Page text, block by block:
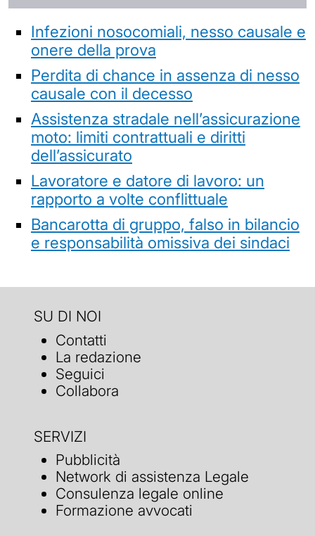
Infezioni nosocomiali, nesso causale e
onere della prova
Perdita di chance in assenza di nesso
causale con il decesso
Assistenza stradale nell’assicurazione
moto: limiti contrattuali e diritti
dell’assicurato
Lavoratore e datore di lavoro: un
rapporto a volte conflittuale
Bancarotta di gruppo, falso in bilancio
e responsabilità omissiva dei sindaci
SU DI NOI
Contatti
La redazione
Seguici
Collabora
SERVIZI
Pubblicità
Network di assistenza Legale
Consulenza legale online
Formazione avvocati